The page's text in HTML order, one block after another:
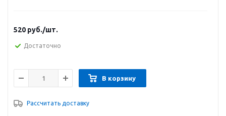
520 руб./шт.
Достаточно
В корзину
Рассчитать доставку